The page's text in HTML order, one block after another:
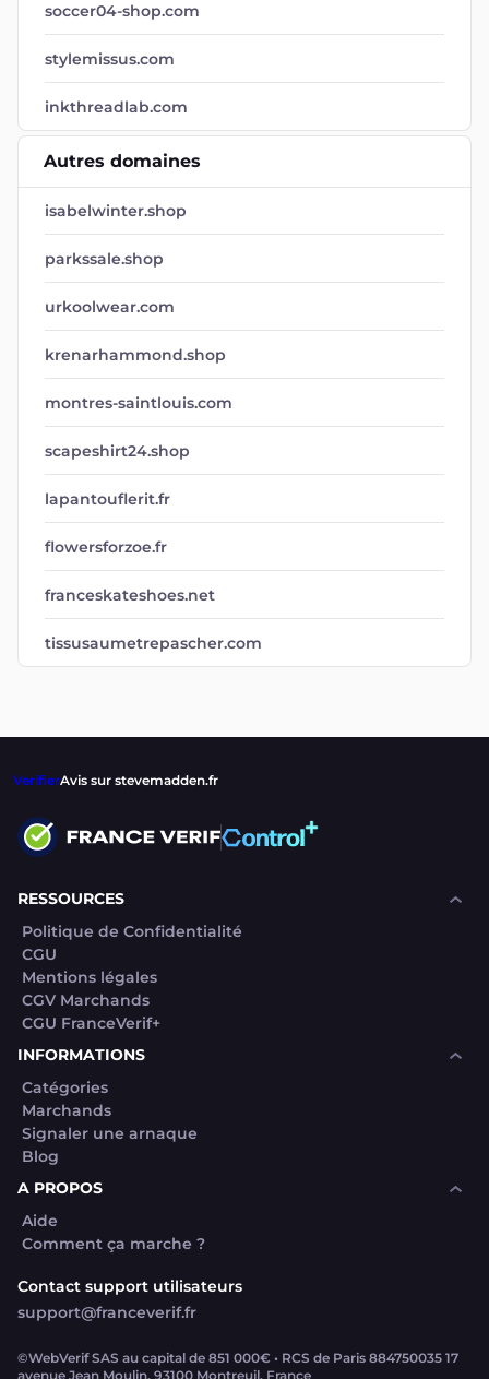
soccer04-shop.com
stylemissus.com
inkthreadlab.com
Autres domaines
isabelwinter.shop
parkssale.shop
urkoolwear.com
krenarhammond.shop
montres-saintlouis.com
scapeshirt24.shop
lapantouflerit.fr
flowersforzoe.fr
franceskateshoes.net
tissusaumetrepascher.com
VerifierAvis sur stevemadden.fr
RESSOURCES
Politique de Confidentialité
CGU
Mentions légales
CGV Marchands
CGU FranceVerif+
INFORMATIONS
Catégories
Marchands
Signaler une arnaque
Blog
A PROPOS
Aide
Comment ça marche ?
Contact support utilisateurs
support@franceverif.fr
©WebVerif SAS au capital de 851 000€ • RCS de Paris 884750035 17
avenue Jean Moulin, 93100 Montreuil, France